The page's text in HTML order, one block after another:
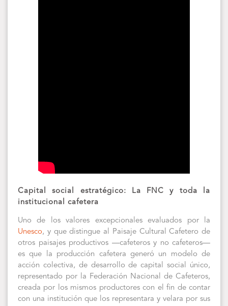
Capital social estratégico: La FNC y toda la
institucional cafetera
Uno de los valores excepcionales evaluados por la
Unesco, y que distingue al Paisaje Cultural Cafetero de
otros paisajes productivos —cafeteros y no cafeteros—
es que la producción cafetera generó un modelo de
acción colectiva, de desarrollo de capital social único,
representado por la Federación Nacional de Cafeteros,
creada por los mismos productores con el fin de contar
con una institución que los representara y velara por sus